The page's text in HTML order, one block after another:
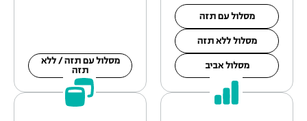
מסלול עם תזה
מסלול ללא תזה
מסלול אביב
מסלול עם תזה / ללא
תזה